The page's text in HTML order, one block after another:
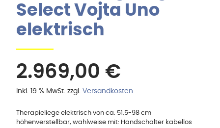
Select Vojta Uno
elektrisch
2.969,00 €
inkl. 19 % MwSt. zzgl. Versandkosten
Therapieliege elektrisch von ca. 51,5-98 cm
höhenverstellbar, wahlweise mit: Handschalter kabellos